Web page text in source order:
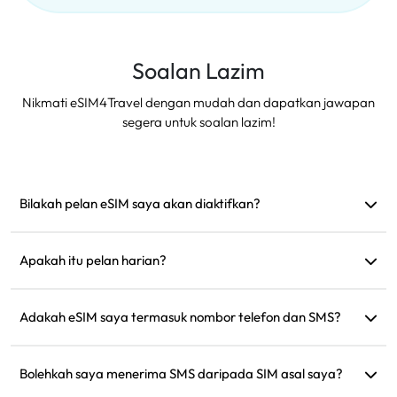
Soalan Lazim
Nikmati eSIM4Travel dengan mudah dan dapatkan jawapan
segera untuk soalan lazim!
Bilakah pelan eSIM saya akan diaktifkan?
yang disokong. Kami mengesyorkan memasangnya sebelum
Apakah itu pelan harian?
berlangsung sehingga pukul 9 pagi keesokan harinya. Jika
tentang kehabisan data sekaligus.
Adakah eSIM saya termasuk nombor telefon dan SMS?
boleh menggunakan aplikasi seperti WhatsApp untuk
Bolehkah saya menerima SMS daripada SIM asal saya?